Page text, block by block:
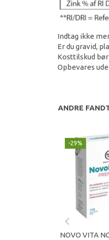
Indtag ikke
Er du gravid,
Kosttilskud
Opbevares
ANDRE
-29%
NOVO VITA